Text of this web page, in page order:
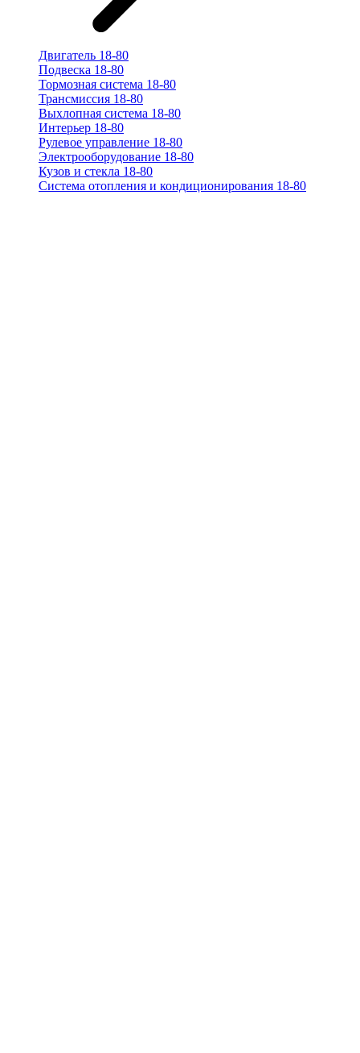
Двигатель 18-80
Подвеска 18-80
Тормозная система 18-80
Трансмиссия 18-80
Выхлопная система 18-80
Интерьер 18-80
Рулевое управление 18-80
Электрооборудование 18-80
Кузов и стекла 18-80
Система отопления и кондиционирования 18-80